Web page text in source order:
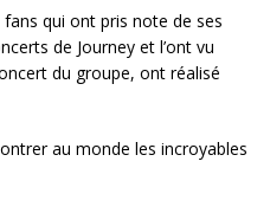
qui ont pris note de ses
de Journey et l’ont vu
du groupe, ont réalisé
au monde les incroyables